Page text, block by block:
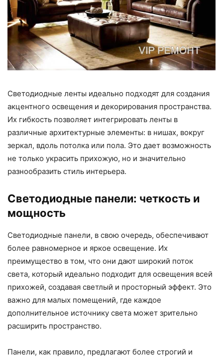
Светодиодные ленты идеально подходят для создания
акцентного освещения и декорирования пространства.
Их гибкость позволяет интегрировать ленты в
различные архитектурные элементы: в нишах, вокруг
зеркал, вдоль потолка или пола. Это дает возможность
не только украсить прихожую, но и значительно
разнообразить стиль интерьера.
Светодиодные панели: четкость и
мощность
Светодиодные панели, в свою очередь, обеспечивают
более равномерное и яркое освещение. Их
преимущество в том, что они дают широкий поток
света, который идеально подходит для освещения всей
прихожей, создавая светлый и просторный эффект. Это
важно для малых помещений, где каждое
дополнительное источнику света может зрительно
расширить пространство.
Панели, как правило, предлагают более строгий и